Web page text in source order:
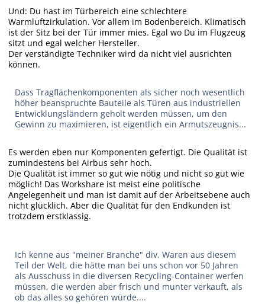
Und: Du hast im Türbereich eine schlechtere
Warmluftzirkulation. Vor allem im Bodenbereich. Klimatisch
ist der Sitz bei der Tür immer mies. Egal wo Du im Flugzeug
sitzt und egal welcher Hersteller.
Der verständigte Techniker wird da nicht viel ausrichten
können.
Dass Tragflächenkomponenten als sicher noch wesentlich
höher beanspruchte Bauteile als Türen aus industriellen
Entwicklungsländern geholt werden müssen, um den
Gewinn zu maximieren, ist eigentlich ein Armutszeugnis...
Es werden eben nur Komponenten gefertigt. Die Qualität ist
zumindestens bei Airbus sehr hoch.
Die Qualität ist immer so gut wie nötig und nicht so gut wie
möglich! Das Workshare ist meist eine politische
Angelegenheit und man ist damit auf der Arbeitsebene auch
nicht glücklich. Aber die Qualität für den Endkunden ist
trotzdem erstklassig.
Ich kenne aus "meiner Branche" div. Waren aus diesem
Teil der Welt, die hätte man bei uns schon vor 50 Jahren
als Ausschuss in die diversen Recycling-Container werfen
müssen, die werden aber frisch und munter verkauft, als
ob das alles so gehören würde....